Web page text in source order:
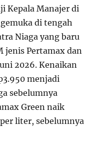
Kepala Manajer di
di tengah
Niaga yang baru
jenis Pertamax dan
2026. Kenaikan
menjadi
sebelumnya
Green naik
liter, sebelumnya